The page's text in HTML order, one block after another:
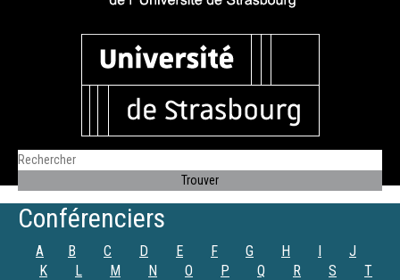
Conférenciers
A B C D E F G H I
J
K
L M N O P Q R S
T